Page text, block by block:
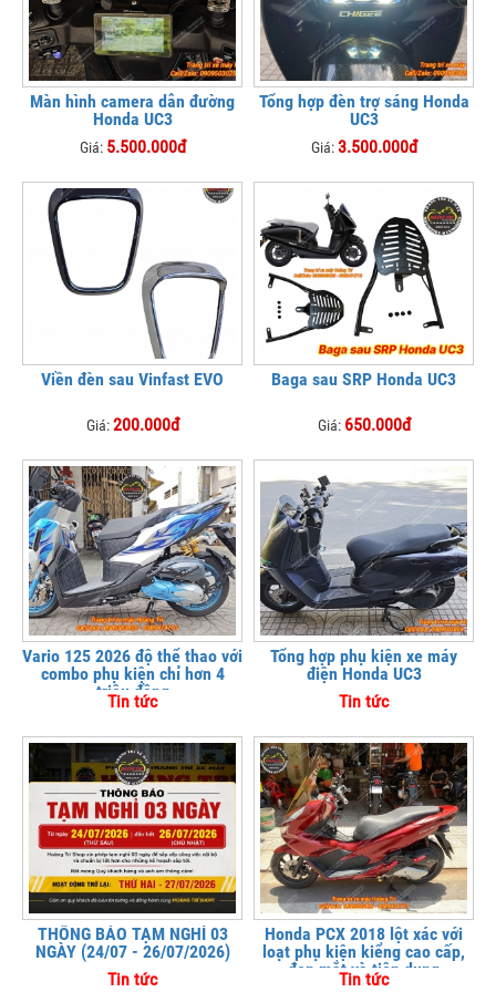
Màn hình camera dẫn đường
Honda UC3
Giá: 5.500.000đ
Tổng hợp đèn trợ sáng Honda
UC3
Giá:3.500.000đ
Viền đèn sau Vinfast EVO
Giá:200.000đ
Baga sau SRP Honda UC3
Giá: 650.000đ
Vario 125 2026 độ thể thao với
combo phụ kiện chỉ hơn 4
triệu đồng
Tin tức
Tổng hợp phụ kiện xe máy
điện Honda UC3
Tin tức
THÔNG BÁO TẠM NGHỈ 03
NGÀY (24/07 - 26/07/2026)
Tin tức
Honda PCX 2018 lột xác với
loạt phụ kiện kiểng cao cấp,
đẹp mắt và tiện dụng
Tin tức